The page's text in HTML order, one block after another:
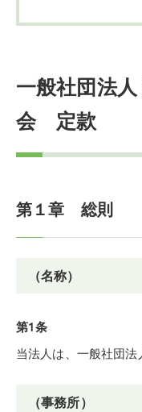
一般社団法
会 定款
第１章 総則
（名称）
第1条
当法人は、一般社団法
（事務所）